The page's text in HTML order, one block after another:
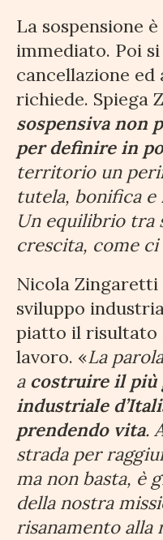
La sospensione
immediato. Poi
cancellazione
richiede. Spiega
sospensiva non
per definire in
territorio un
tutela, bonifica
Un equilibrio tra
crescita, come ci
Nicola Zingaretti
sviluppo
piatto il risultato
lavoro. «La
a costruire il più
industriale
prendendo vita.
strada per
ma non basta, è
della nostra
risanamento alla